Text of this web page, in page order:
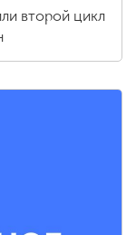
второй цикл